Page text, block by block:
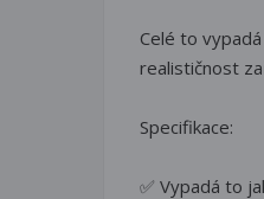
Celé to
realističnost
Specifikace:
✅ Vypadá to